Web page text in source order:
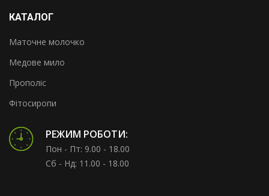
КАТАЛОГ
Маточне молочко
Медове мило
Прополіс
Фітосиропи
РЕЖИМ РОБОТИ:
Пон - Пт: 9.00 - 18.00
Сб - Нд: 11.00 - 18.00